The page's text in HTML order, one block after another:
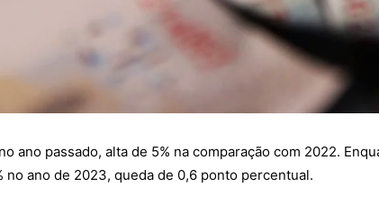
ano passado, alta de 5% na comparação com 2022.
no ano de 2023, queda de 0,6 ponto percentual.